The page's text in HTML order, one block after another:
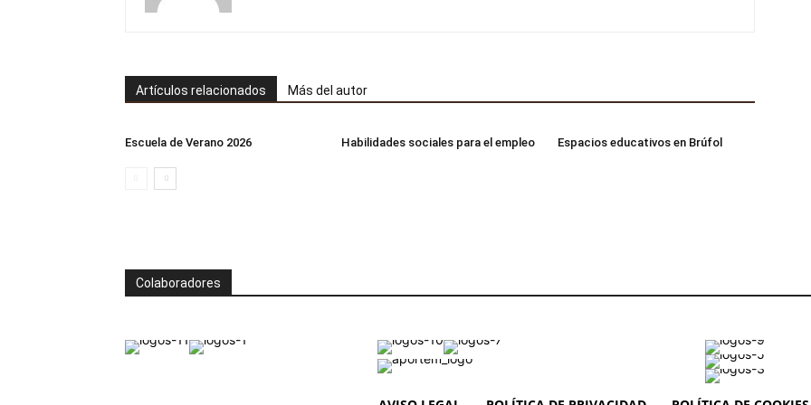
Artículos relacionados Más del autor
Escuela de Verano 2026 Habilidades sociales para el empleo Espacios educativos en Brúfol
Colaboradores